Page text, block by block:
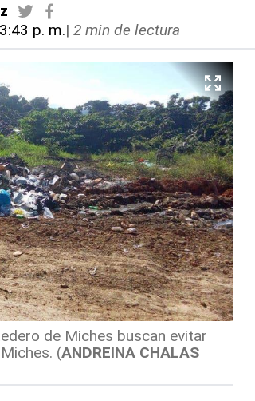
p. m.| 2 min de lectura
de Miches buscan evitar
(ANDREINA CHALAS